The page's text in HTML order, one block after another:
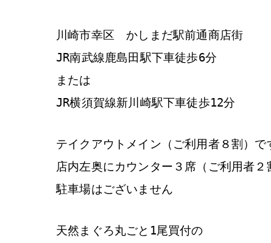
川崎市幸区 かしまだ駅前通商店街
JR南武線鹿島田駅下車徒歩6分
または
JR横須賀線新川崎駅下車徒歩12分
テイクアウトメイン（ご利用者８割）で
店内左奥にカウンター３席（ご利用者２
駐車場はございません
天然まぐろ丸ごと1尾買付の